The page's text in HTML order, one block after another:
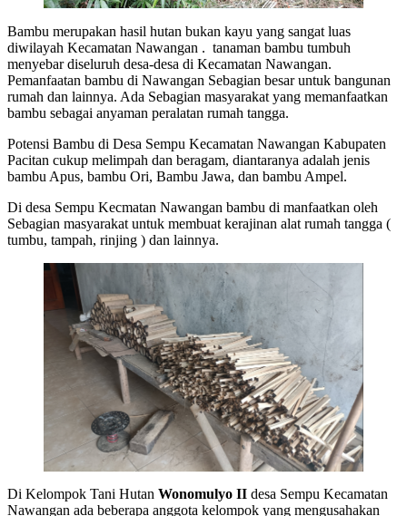
Bambu merupakan hasil hutan bukan kayu yang sangat luas
diwilayah Kecamatan Nawangan . tanaman bambu tumbuh
menyebar diseluruh desa-desa di Kecamatan Nawangan.
Pemanfaatan bambu di Nawangan Sebagian besar untuk bangunan
rumah dan lainnya. Ada Sebagian masyarakat yang memanfaatkan
bambu sebagai anyaman peralatan rumah tangga.
Potensi Bambu di Desa Sempu Kecamatan Nawangan Kabupaten
Pacitan cukup melimpah dan beragam, diantaranya adalah jenis
bambu Apus, bambu Ori, Bambu Jawa, dan bambu Ampel.
Di desa Sempu Kecmatan Nawangan bambu di manfaatkan oleh
Sebagian masyarakat untuk membuat kerajinan alat rumah tangga (
tumbu, tampah, rinjing ) dan lainnya.
Di Kelompok Tani Hutan Wonomulyo II desa Sempu Kecamatan
Nawangan ada beberapa anggota kelompok yang mengusahakan